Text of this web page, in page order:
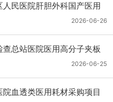
人民医院肝胆外科国产医用
标公告
2026-06-26
总站医院医用高分子夹板
正公告
2026-06-25
血透类医用耗材采购项目